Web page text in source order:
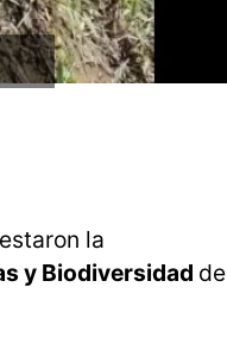
la
y Biodiversidad de